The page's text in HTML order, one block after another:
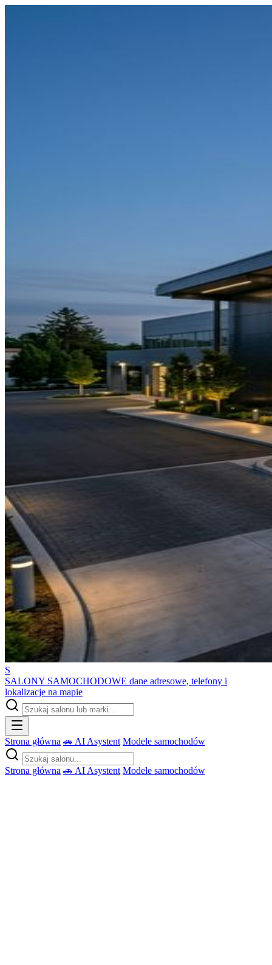
S
SALONY SAMOCHODOWE dane adresowe, telefony i
lokalizacje na mapie
Strona główna 🚗 AI Asystent Modele samochodów
Strona główna 🚗 AI Asystent Modele samochodów